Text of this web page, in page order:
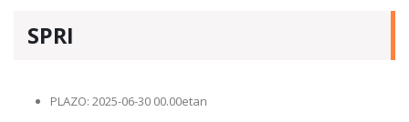
SPRI
PLAZO: 2025-06-30 00.00etan